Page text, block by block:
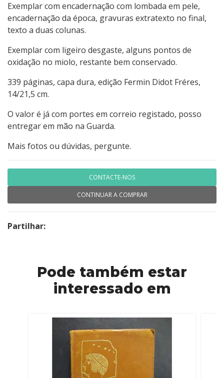
Exemplar com encadernação com lombada em pele,
encadernação da época, gravuras extratexto no final,
texto a duas colunas.
Exemplar com ligeiro desgaste, alguns pontos de
oxidação no miolo, restante bem conservado.
339 páginas, capa dura, edição Fermin Didot Fréres,
14/21,5 cm.
O valor é já com portes em correio registado, posso
entregar em mão na Guarda.
Mais fotos ou dúvidas, pergunte.
CONTACTE-NOS
CONTINUAR A COMPRAR
Partilhar:
Pode também estar
interessado em